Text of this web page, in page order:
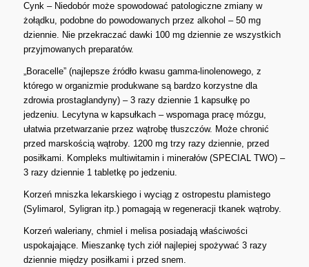
Cynk – Niedobór może spowodować patologiczne zmiany w
żołądku, podobne do powodowanych przez alkohol – 50 mg
dziennie. Nie przekraczać dawki 100 mg dziennie ze wszystkich
przyjmowanych preparatów.
„Boracelle” (najlepsze źródło kwasu gamma-linolenowego, z
którego w organizmie produkwane są bardzo korzystne dla
zdrowia prostaglandyny) – 3 razy dziennie 1 kapsułkę po
jedzeniu. Lecytyna w kapsułkach – wspomaga pracę mózgu,
ułatwia przetwarzanie przez wątrobę tłuszczów. Może chronić
przed marskością wątroby. 1200 mg trzy razy dziennie, przed
posiłkami. Kompleks multiwitamin i minerałów (SPECIAL TWO) –
3 razy dziennie 1 tabletkę po jedzeniu.
Korzeń mniszka lekarskiego i wyciąg z ostropestu plamistego
(Sylimarol, Syligran itp.) pomagają w regeneracji tkanek wątroby.
Korzeń waleriany, chmiel i melisa posiadają właściwości
uspokajające. Mieszankę tych ziół najlepiej spożywać 3 razy
dziennie między posiłkami i przed snem.